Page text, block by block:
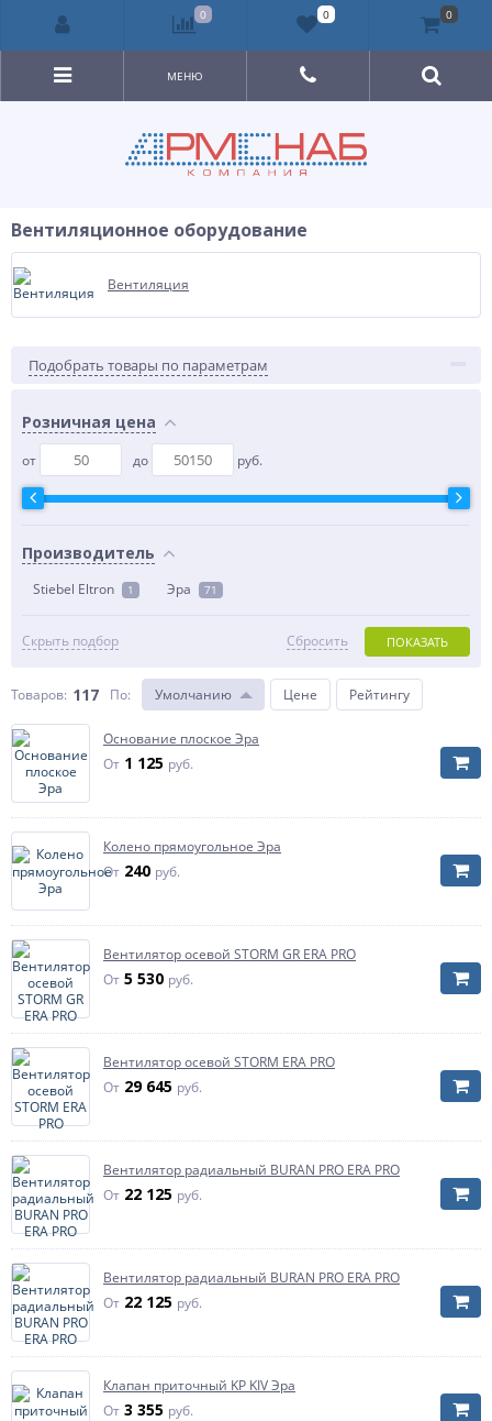
МЕНЮ
Вентиляционное оборудование
Вентиляция
Подобрать товары по параметрам
Розничная цена
от до руб.
Производитель
Stiebel Eltron 1 Эра 71
Скрыть подбор ПОКАЗАТЬ
Сбросить
Товаров: 117 По: Умолчанию Цене Рейтингу
Основание плоское Эра
От 1 125 руб.
Колено прямоугольное Эра
От 240 руб.
Вентилятор осевой STORM GR ERA PRO
От 5 530 руб.
Вентилятор осевой STORM ERA PRO
От 29 645 руб.
Вентилятор радиальный BURAN PRO ERA PRO
От 22 125 руб.
Вентилятор радиальный BURAN PRO ERA PRO
От 22 125 руб.
Клапан приточный KP KIV Эра
От 3 355 руб.
0 0 0